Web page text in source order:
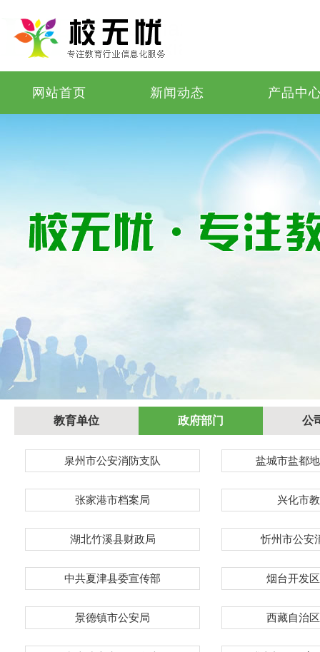
网站首页 新闻动态 产品中
教育单位 政府部门 公
泉州市公安消防支队 盐城市盐都
张家港市档案局 兴化市
湖北竹溪县财政局 忻州市公安
中共夏津县委宣传部 烟台开发
景德镇市公安局 西藏自治